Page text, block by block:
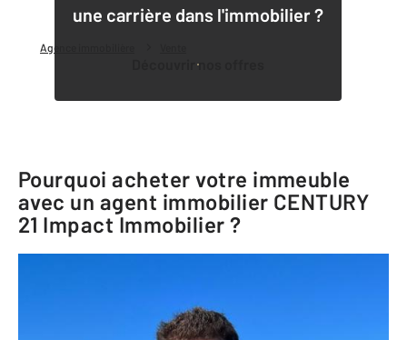
Agence immobilière
une carrière dans l'immobilier ?
Découvrir nos offres
Pourquoi acheter votre immeuble
avec un agent immobilier CENTURY
21 Impact Immobilier ?